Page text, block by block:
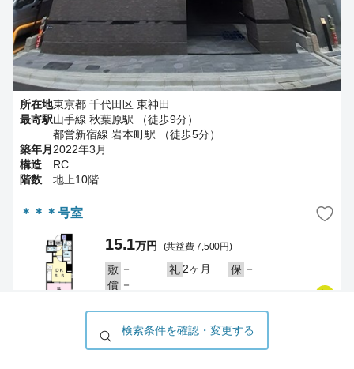
所在地東京都 千代田区 東神田
最寄駅山手線 秋葉原駅 （徒歩9分）
都営新宿線 岩本町駅 （徒歩5分）
築年月2022年3月
構造
RC
階数
地上10階
＊＊＊号室
写真を見る
15.1万円 (共益費 7,500円)
敷 － 礼 2ヶ月 保 －
償 －
2026/08/05 更新
ハウスコム 日暮里店
検索条件を確認・変更する